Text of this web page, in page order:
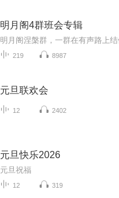
明月阁4群班会专辑
219 8987
元旦联欢会
12 2402
元旦快乐2026
元旦祝福
12 319